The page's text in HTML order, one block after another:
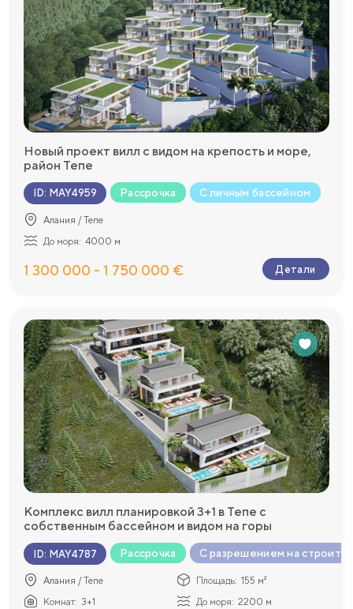
Новый проект вилл с видом на крепость и море,
район Тепе
ID: MAY4959 Рассрочка С личным бассейном
Алания / Тепе
До моря: 4000 м
1 300 000 - 1 750 000 € Детали
Комплекс вилл планировкой 3+1 в Тепе с
собственным бассейном и видом на горы
ID: MAY4787 Рассрочка С разрешением на
Алания / Тепе Площадь: 155 м²
Комнат: 3+1 До моря: 2200 м